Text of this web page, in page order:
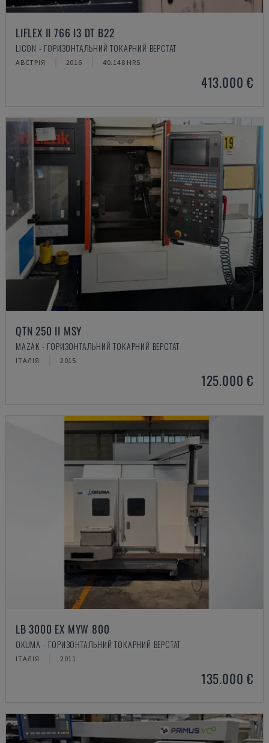
LIFLEX II 766 I3 DT B22
LICON - ГОРИЗОНТАЛЬНИЙ ТОКАРНИЙ ВЕРСТАТ
АВСТРІЯ 2016 40.148 HRS
413.000 €
QTN 250 II MSY
MAZAK - ГОРИЗОНТАЛЬНИЙ ТОКАРНИЙ ВЕРСТАТ
ІТАЛІЯ 2015
125.000 €
LB 3000 EX MYW 800
OKUMA - ГОРИЗОНТАЛЬНИЙ ТОКАРНИЙ ВЕРСТАТ
ІТАЛІЯ 2011
135.000 €